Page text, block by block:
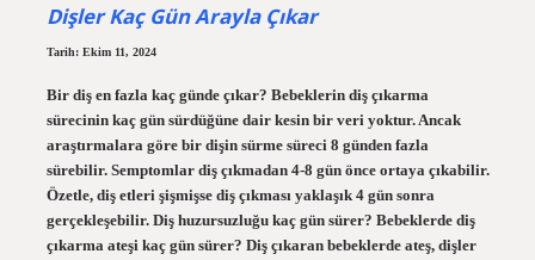
Dişler Kaç Gün Arayla Çıkar
Tarih: Ekim 11, 2024
Bir diş en fazla kaç günde çıkar? Bebeklerin diş çıkarma
sürecinin kaç gün sürdüğüne dair kesin bir veri yoktur. Ancak
araştırmalara göre bir dişin sürme süreci 8 günden fazla
sürebilir. Semptomlar diş çıkmadan 4-8 gün önce ortaya çıkabilir.
Özetle, diş etleri şişmişse diş çıkması yaklaşık 4 gün sonra
gerçekleşebilir. Diş huzursuzluğu kaç gün sürer? Bebeklerde diş
çıkarma ateşi kaç gün sürer? Diş çıkaran bebeklerde ateş, dişler